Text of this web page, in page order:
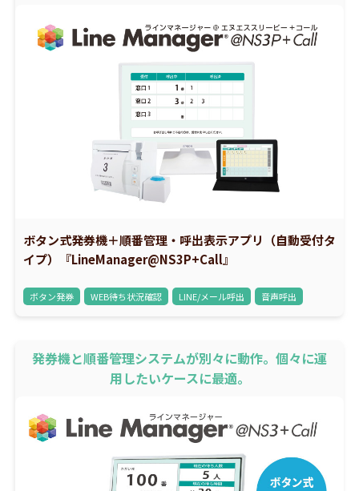
ボタン式発券機＋順番管理・呼出表示アプリ（自動受付タ
イプ）『LineManager@NS3P+Call』
ボタン発券 WEB待ち状況確認 LINE/メール呼出 音声呼出
発券機と順番管理システムが別々に動作。個々に運
用したいケースに最適。